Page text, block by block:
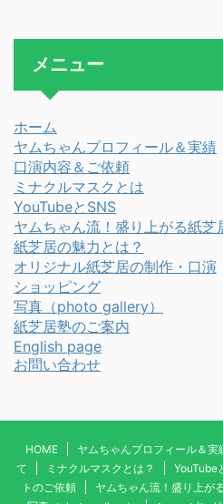
メニュー
ホーム
ヤムちゃんプロフィール＆実績
口演内容＆ご依頼
ミナクルマスクとは
YouTubeとSNS
ヤムちゃん流！盛り上がる紙芝
紙芝居の魅力とは？
オリジナル紙芝居の制作・口演
ショッピング
写真 （photo gallery）
紙芝居塾のご案内
English page
お問い合わせ
HOME ヤムちゃんプロフィール＆実
て
ミナクルマスクとは？ YouTube
トのご依頼
ヤムちゃん流！盛り上が